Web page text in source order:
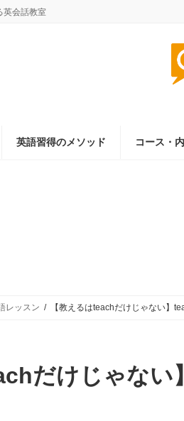
英会話教室
英語習得のメソッド コース・
レッスン 【教えるはteachだけじゃない】
だけじゃな